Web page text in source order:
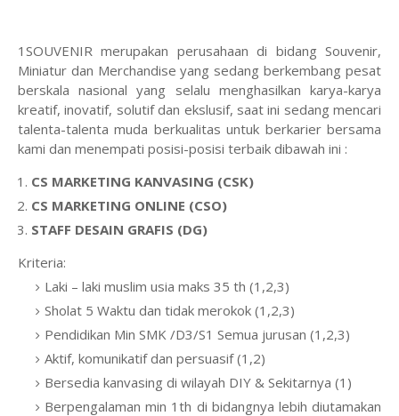
1SOUVENIR merupakan perusahaan di bidang Souvenir,
Miniatur dan Merchandise yang sedang berkembang pesat
berskala nasional yang selalu menghasilkan karya-karya
kreatif, inovatif, solutif dan ekslusif, saat ini sedang mencari
talenta-talenta muda berkualitas untuk berkarier bersama
kami dan menempati posisi-posisi terbaik dibawah ini :
CS MARKETING KANVASING (CSK)
CS MARKETING ONLINE (CSO)
STAFF DESAIN GRAFIS (DG)
Kriteria:
Laki – laki muslim usia maks 35 th (1,2,3)
Sholat 5 Waktu dan tidak merokok (1,2,3)
Pendidikan Min SMK /D3/S1 Semua jurusan (1,2,3)
Aktif, komunikatif dan persuasif (1,2)
Bersedia kanvasing di wilayah DIY & Sekitarnya (1)
Berpengalaman min 1th di bidangnya lebih diutamakan